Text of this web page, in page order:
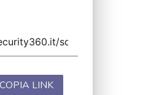
COPIA LINK